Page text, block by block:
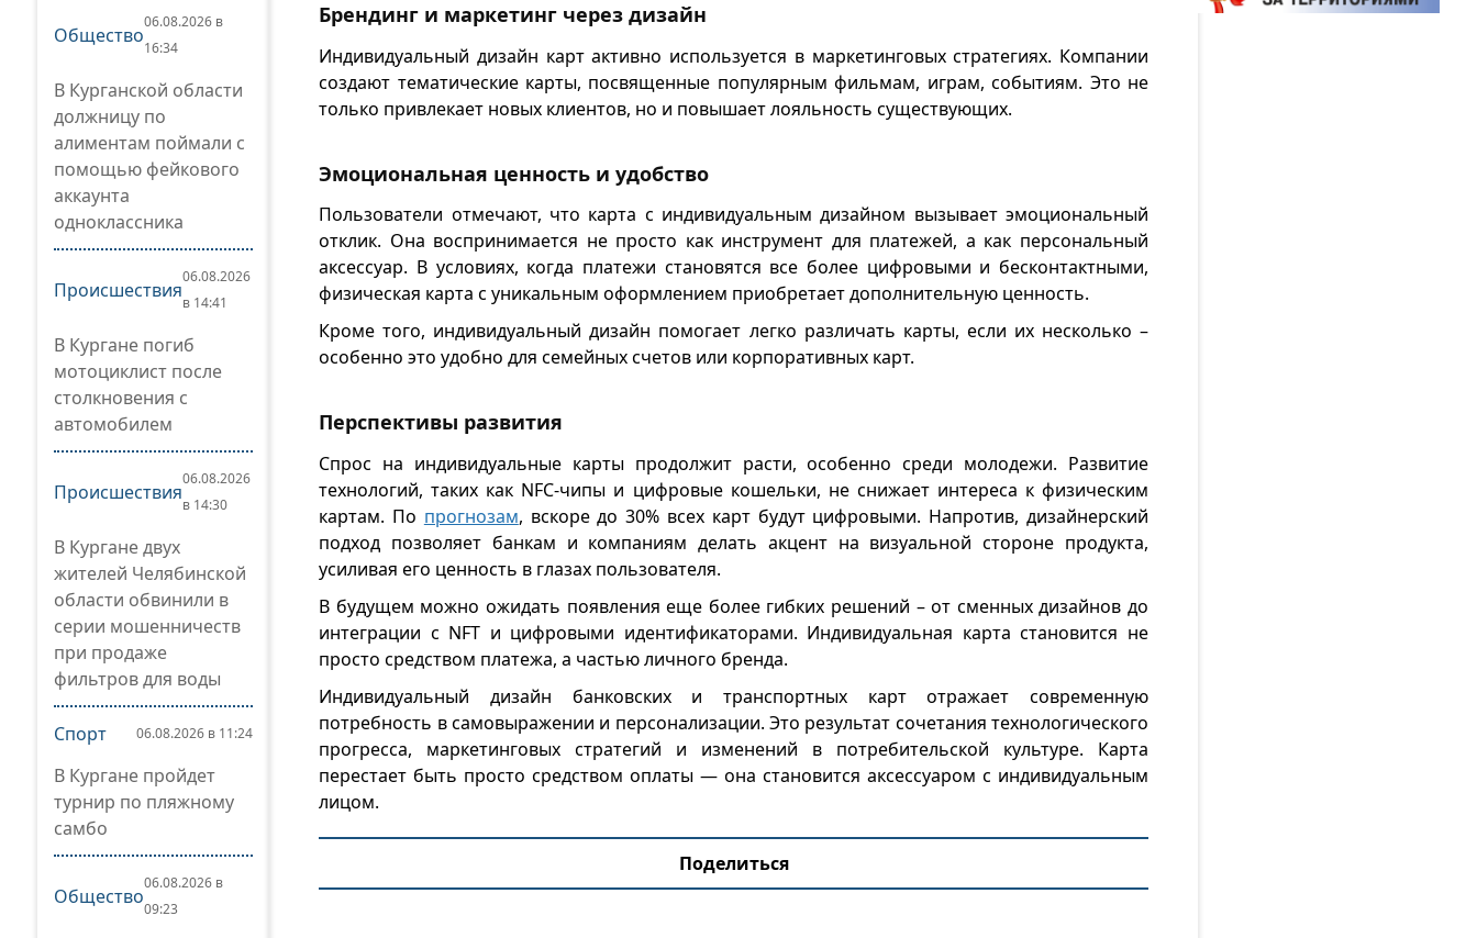
Общество
06.08.2026 в
16:34
В Курганской области
должницу по
алиментам поймали с
помощью фейкового
аккаунта
одноклассника
Происшествия
06.08.2026
в 14:41
В Кургане погиб
мотоциклист после
столкновения с
автомобилем
Происшествия
06.08.2026
в 14:30
В Кургане двух
жителей Челябинской
области обвинили в
серии мошенничеств
при продаже
фильтров для воды
Спорт 06.08.2026 в 11:24
В Кургане пройдет
турнир по пляжному
самбо
Общество
06.08.2026 в
09:23
Брендинг и маркетинг через дизайн
Индивидуальный дизайн карт активно используется в маркетинговых стратегиях. Компании
создают тематические карты, посвященные популярным фильмам, играм, событиям. Это не
только привлекает новых клиентов, но и повышает лояльность существующих.
Эмоциональная ценность и удобство
Пользователи отмечают, что карта с индивидуальным дизайном вызывает эмоциональный
отклик. Она воспринимается не просто как инструмент для платежей, а как персональный
аксессуар. В условиях, когда платежи становятся все более цифровыми и бесконтактными,
физическая карта с уникальным оформлением приобретает дополнительную ценность.
Кроме того, индивидуальный дизайн помогает легко различать карты, если их несколько –
особенно это удобно для семейных счетов или корпоративных карт.
Перспективы развития
Спрос на индивидуальные карты продолжит расти, особенно среди молодежи. Развитие
технологий, таких как NFC-чипы и цифровые кошельки, не снижает интереса к физическим
картам. По прогнозам, вскоре до 30% всех карт будут цифровыми. Напротив, дизайнерский
подход позволяет банкам и компаниям делать акцент на визуальной стороне продукта,
усиливая его ценность в глазах пользователя.
В будущем можно ожидать появления еще более гибких решений – от сменных дизайнов до
интеграции с NFT и цифровыми идентификаторами. Индивидуальная карта становится не
просто средством платежа, а частью личного бренда.
Индивидуальный дизайн банковских и транспортных карт отражает современную
потребность в самовыражении и персонализации. Это результат сочетания технологического
прогресса, маркетинговых стратегий и изменений в потребительской культуре. Карта
перестает быть просто средством оплаты — она становится аксессуаром с индивидуальным
лицом.
Поделиться